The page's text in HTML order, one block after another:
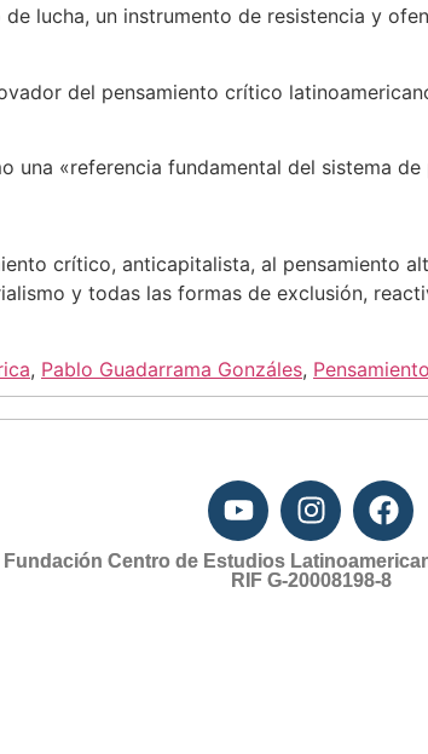
lucha, un instrumento de resistencia y
del pensamiento crítico
una «referencia fundamental del sistema
crítico, anticapitalista, al pensamiento
y todas las formas de exclusión,
, Pablo Guadarrama Gonzáles,
Fundación Centro de Estudios
RIF G-20008198-8